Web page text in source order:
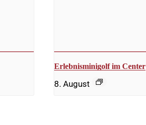
Erlebnisminigolf im Center
8. August